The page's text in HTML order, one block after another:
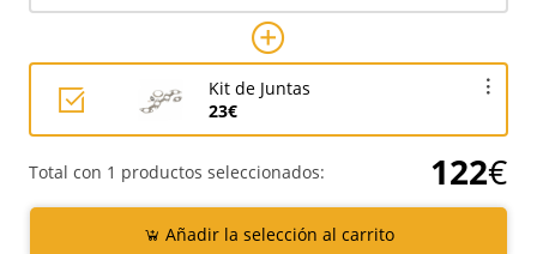
Kit de Juntas
23€
Total con 1 productos seleccionados: 122€
Añadir la selección al carrito